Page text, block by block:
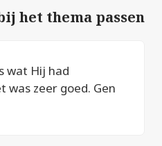
het thema passen
wat Hij had
was zeer goed. Gen